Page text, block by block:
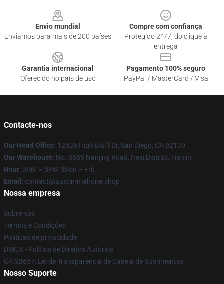
Envio mundial
Enviamos para mais de 200 países
Compre com confiança
Protegido 24/7, do clique à
entrega
Garantia internacional
Oferecido no país de uso
Pagamento 100% seguro
PayPal / MasterCard / Visa
Contacte-nos
Our Head Office: 12636 High Bluff Dr, San Diego, CA 92130
Our Warehouse: No. 8585 Nanjing Road, Hexi District, Tianjin
Hour: 9AM – 5PM (Mon – Fri)
Email : contact@austin-mahone.shop
Nossa empresa
Sobre nós
Termos e Condições
Políticas de privacidade
DMCA - Política de Direitos Autorais
CA SB657: Lei de Transparência de Cadeia de Suprimentos
Nosso Suporte